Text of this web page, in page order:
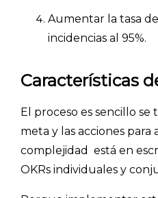
Aumentar la tasa
incidencias al 95%.
Características
El proceso es sencillo
meta y las acciones para
complejidad está en
OKRs individuales y